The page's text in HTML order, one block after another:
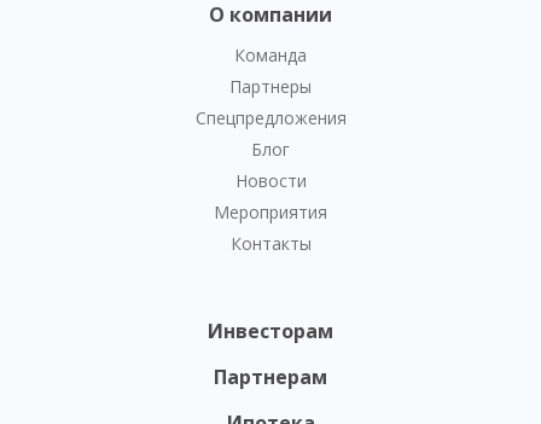
О компании
Команда
Партнеры
Спецпредложения
Блог
Новости
Мероприятия
Контакты
Инвесторам
Партнерам